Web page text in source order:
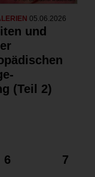
05.06.2026
und
(Teil 2)
6 7